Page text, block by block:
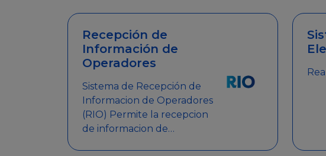
promoción empresarial o
palabra clave.
Recepción de
Información de
Operadores
Sistema de Recepción de
Informacion de Operadores
(RIO) Permite la recepcion
de informacion de